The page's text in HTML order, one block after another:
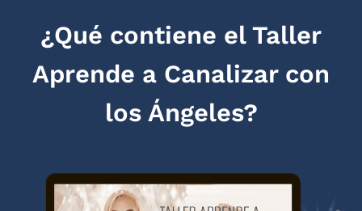
¿Qué contiene el Taller
Aprende a Canalizar con
los Ángeles?